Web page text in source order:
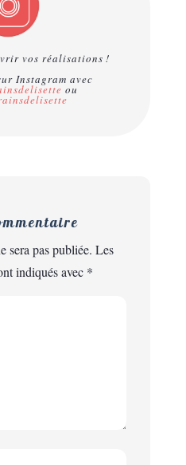
vos réalisations !
Instagram avec
ou
sera pas publiée. Les
indiqués avec *